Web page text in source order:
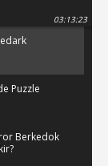
03:13:23
Puzzle
Berkedok